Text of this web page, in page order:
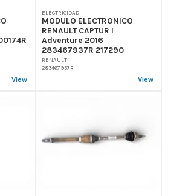
View
ELECTRICIDAD
MODULO ELECTRONICO
RENAULT CAPTUR I
Adventure 2016
283467937R 217290
RENAULT
283467937R
View